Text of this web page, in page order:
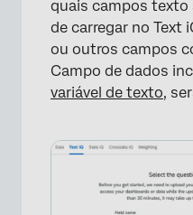
quais campos
de carregar no Text
ou outros campos
Campo de dados
variável de texto,